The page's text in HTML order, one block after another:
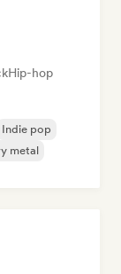
Hip-hop
Indie pop
metal